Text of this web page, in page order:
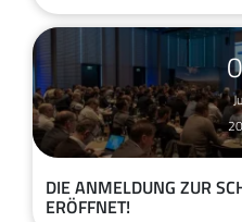
DIE ANMELDUNG ZUR
ERÖFFNET!